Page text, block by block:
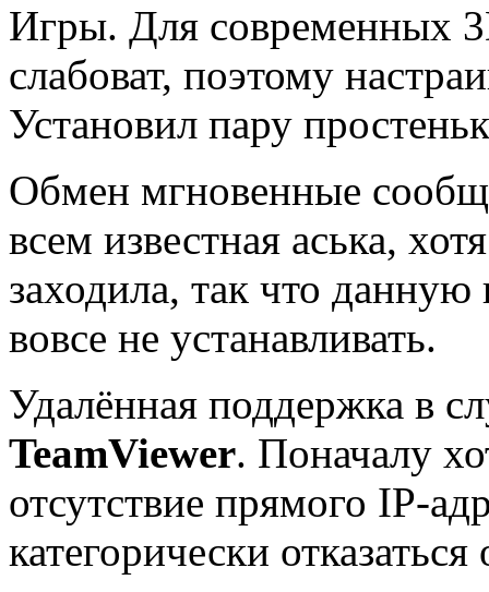
Игры. Для современных
слабоват, поэтому
Установил пару
Обмен мгновенные
всем известная аська,
заходила, так что
вовсе не устанавливать.
Удалённая поддержка в
TeamViewer. Поначалу
отсутствие прямого IP-
категорически